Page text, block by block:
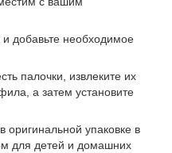
добавьте необходимое
палочки, извлеките их
а затем установите
оригинальной упаковке в
для детей и домашних